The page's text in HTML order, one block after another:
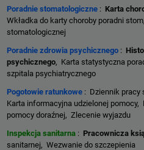
Poradnie stomatologiczne : Karta
Wkładka do karty choroby poradni
stomatologicznej
Poradnie zdrowia psychicznego :
psychicznego, Karta statystyczna
szpitala psychiatrycznego
Pogotowie ratunkowe : Dziennik pracy
Karta informacyjna udzielonej
pomocy doraźnej, Zlecenie wyjazdu
Inspekcja sanitarna : Pracownicza
sanitarnej, Wezwanie do szczepienia